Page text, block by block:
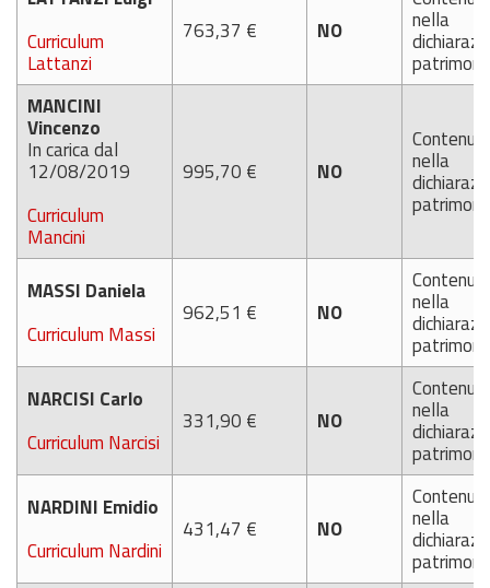
Curriculum
Lattanzi
763,37 € NO nella
MANCINI
Vincenzo
In carica dal
12/08/2019
Curriculum
Mancini
995,70 € NO nella
MASSI Daniela
Curriculum Massi
962,51 € NO nella
NARCISI Carlo
Curriculum Narcisi
331,90 € NO nella
NARDINI Emidio
Curriculum Nardini
431,47 € NO nella